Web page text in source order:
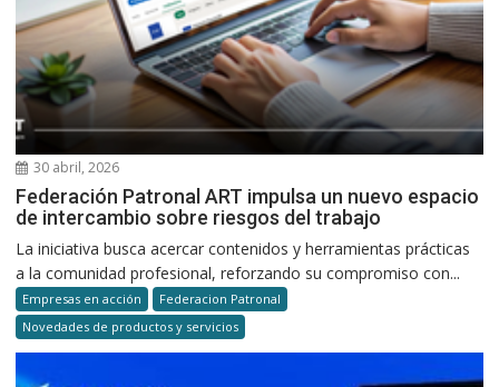
30 abril, 2026
Federación Patronal ART impulsa un nuevo espacio
de intercambio sobre riesgos del trabajo
La iniciativa busca acercar contenidos y herramientas prácticas
a la comunidad profesional, reforzando su compromiso con...
Empresas en acción
Federacion Patronal
Novedades de productos y servicios